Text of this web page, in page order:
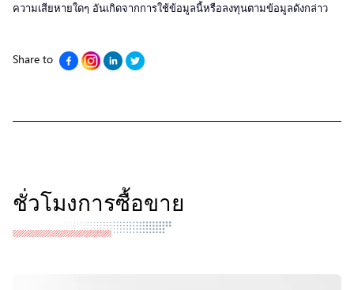
ความเสียหายใดๆ อันเกิดจากการใช้ข้อมูลนี้หรือลงทุนตามข้อมูลดังกล่าว
Share to
ชั่วโมงการซื้อขาย